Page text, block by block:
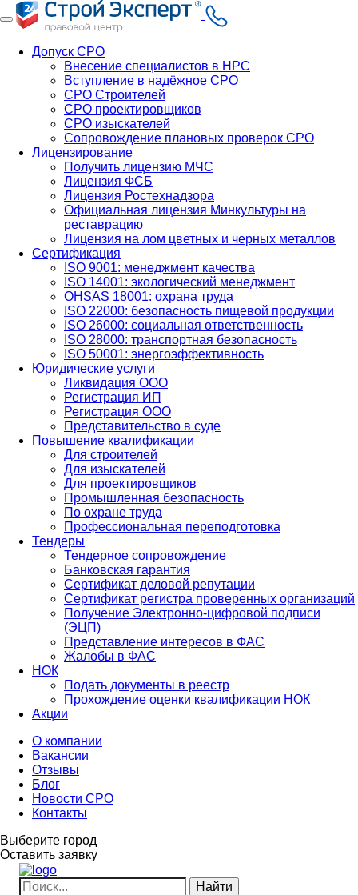
Допуск СРО
Внесение специалистов в НРС
Вступление в надёжное СРО
СРО Строителей
СРО проектировщиков
СРО изыскателей
Сопровождение плановых проверок СРО
Лицензирование
Получить лицензию МЧС
Лицензия ФСБ
Лицензия Ростехнадзора
Официальная лицензия Минкультуры на
реставрацию
Лицензия на лом цветных и черных металлов
Сертификация
ISO 9001: менеджмент качества
ISO 14001: экологический менеджмент
OHSAS 18001: охрана труда
ISO 22000: безопасность пищевой продукции
ISO 26000: социальная ответственность
ISO 28000: транспортная безопасность
ISO 50001: энергоэффективность
Юридические услуги
Ликвидация ООО
Регистрация ИП
Регистрация ООО
Представительство в суде
Повышение квалификации
Для строителей
Для изыскателей
Для проектировщиков
Промышленная безопасность
По охране труда
Профессиональная переподготовка
Тендеры
Тендерное сопровождение
Банковская гарантия
Сертификат деловой репутации
Сертификат регистра проверенных организаций
Получение Электронно-цифровой подписи
(ЭЦП)
Представление интересов в ФАС
Жалобы в ФАС
НОК
Подать документы в реестр
Прохождение оценки квалификации НОК
Акции
О компании
Вакансии
Отзывы
Блог
Новости СРО
Контакты
Выберите город
Оставить заявку